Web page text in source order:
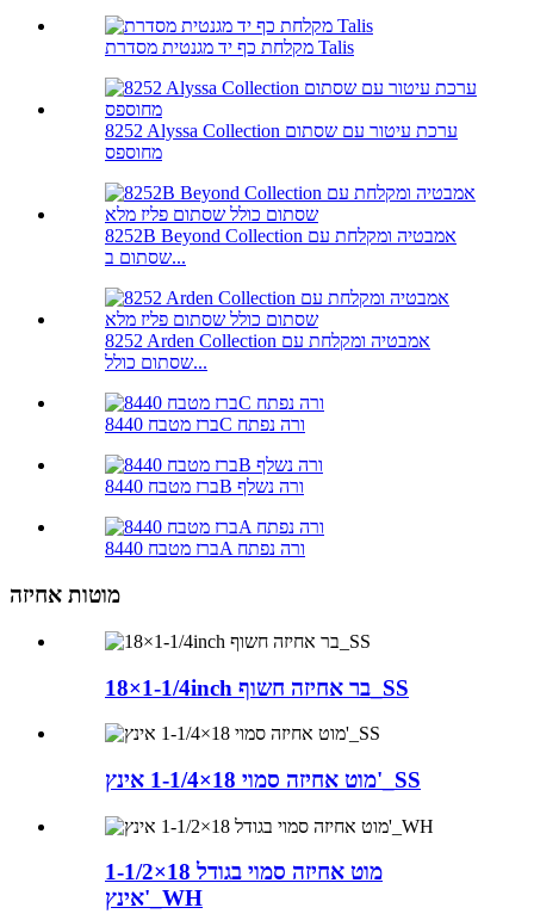
מקלחת כף יד מגנטית מסדרת Talis
8252 Alyssa Collection ערכת עיטור עם שסתום
מחוספס
8252B Beyond Collection אמבטיה ומקלחת עם
שסתום ב...
8252 Arden Collection אמבטיה ומקלחת עם
שסתום כולל...
ברז מטבח 8440C ורה נפתח
ברז מטבח 8440B ורה נשלף
ברז מטבח 8440A ורה נפתח
מוטות אחיזה
18×1-1/4inch בר אחיזה חשוף_SS
מוט אחיזה סמוי 18×1-1/4 אינץ'_SS
מוט אחיזה סמוי בגודל 18×1-1/2
אינץ'_WH